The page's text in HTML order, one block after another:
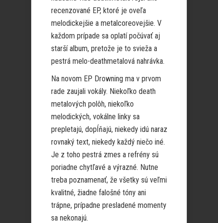
recenzované EP, ktoré je oveľa
melodickejšie a metalcoreovejšie. V
každom prípade sa oplatí počúvať aj
starší album, pretože je to svieža a
pestrá melo-deathmetalová nahrávka.
Na novom EP Drowning ma v prvom
rade zaujali vokály. Niekoľko death
metalových polôh, niekoľko
melodických, vokálne linky sa
prepletajú, dopĺňajú, niekedy idú naraz
rovnaký text, niekedy každý niečo iné.
Je z toho pestrá zmes a refrény sú
poriadne chytľavé a výrazné. Nutne
treba poznamenať, že všetky sú veľmi
kvalitné, žiadne falošné tóny ani
trápne, prípadne presladené momenty
sa nekonajú.